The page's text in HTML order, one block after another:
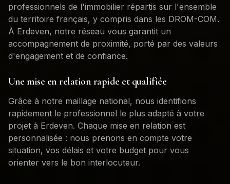
professionnels de l'immobilier répartis sur l'ensemble
du territoire français, y compris dans les DROM-COM.
À Erdeven, notre réseau vous garantit un
accompagnement de proximité, porté par des valeurs
d'engagement et de confiance.
Une mise en relation rapide et qualifiée
Grâce à notre maillage national, nous identifions
rapidement le professionnel le plus adapté à votre
projet à Erdeven. Chaque mise en relation est
personnalisée : nous prenons en compte votre
situation, vos délais et votre budget pour vous
orienter vers le bon interlocuteur.